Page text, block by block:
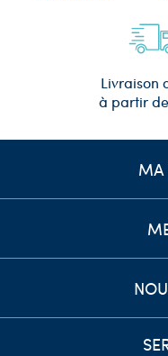
Livraison
à partir
MA